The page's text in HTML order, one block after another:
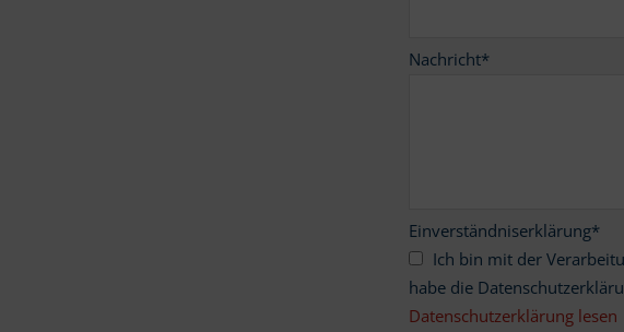
Nachricht*
Einverständniserklärung*
habe die
Datenschutzerklärung lesen